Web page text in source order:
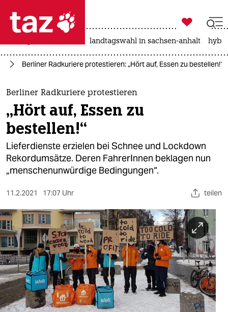
 taz zahl ich
taz zahl ich
themen
politik
öko
gesellschaft
sport
berlin
nord
wahrheit
verlag

taz zahl ich
landtagswahl in sachsen-anhalt
Berliner Radkuriere protestieren: „Hört auf, Essen zu bestellen!“
Berliner Radkuriere protestieren
„Hört auf, Essen zu
bestellen!“
Lieferdienste erzielen bei Schnee und Lockdown
Rekordumsätze. Deren Fah­re­rIn­nen beklagen nun
„menschenunwürdige Bedingungen“.
11.2.2021 17:07 Uhr teilen